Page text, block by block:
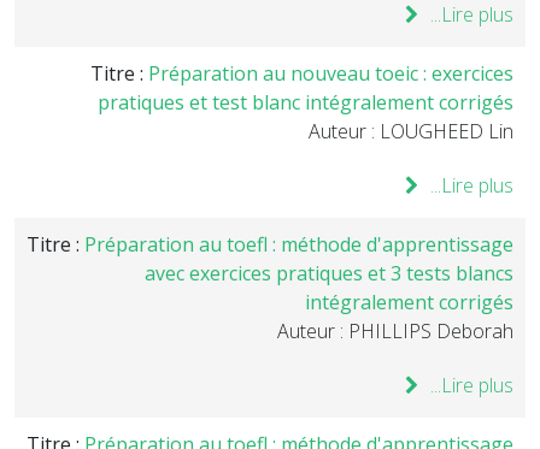
Lire plus...
Titre : Préparation au nouveau toeic : exercices
pratiques et test blanc intégralement corrigés
Auteur : LOUGHEED Lin
Lire plus...
Titre : Préparation au toefl : méthode d'apprentissage
avec exercices pratiques et 3 tests blancs
intégralement corrigés
Auteur : PHILLIPS Deborah
Lire plus...